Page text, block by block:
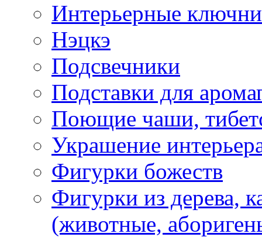
Интерьерные
Нэцкэ
Подсвечники
Подставки для
Поющие чаши,
Украшение
Фигурки божеств
Фигурки из дерева,
(животные,